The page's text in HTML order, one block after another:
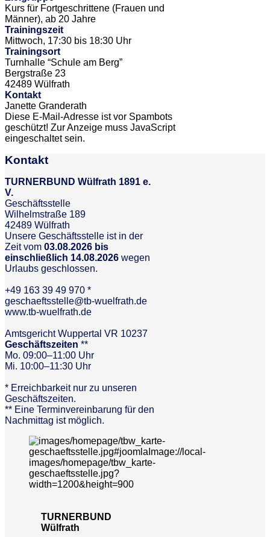
Kurs für Fortgeschrittene (Frauen und
Männer), ab 20 Jahre
Trainingszeit
Mittwoch, 17:30 bis 18:30 Uhr
Trainingsort
Turnhalle “Schule am Berg”
Bergstraße 23
42489 Wülfrath
Kontakt
Janette Granderath
Diese E-Mail-Adresse ist vor Spambots
geschützt! Zur Anzeige muss JavaScript
eingeschaltet sein.
Kontakt
TURNERBUND Wülfrath 1891 e.
V.
Geschäftsstelle
Wilhelmstraße 189
42489 Wülfrath
Unsere Geschäftsstelle ist in der
Zeit vom 03.08.2026 bis
einschließlich 14.08.2026 wegen
Urlaubs geschlossen.
+49 163 39 49 970 *
geschaeftsstelle@tb-wuelfrath.de
www.tb-wuelfrath.de
Amtsgericht Wuppertal VR 10237
Geschäftszeiten **
Mo. 09:00–11:00 Uhr
Mi. 10:00–11:30 Uhr
* Erreichbarkeit nur zu unseren
Geschäftszeiten.
** Eine Terminvereinbarung für den
Nachmittag ist möglich.
TURNERBUND
Wülfrath